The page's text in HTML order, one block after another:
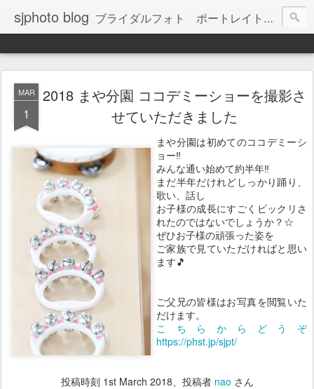
sjphoto blog ブライダルフォト ポートレイト 大阪市東住吉区を拠点に鋭意撮影中 SJフォト
MAR
1
2018 まや分園 ココデミーショーを撮影さ
せていただきました
まや分園は初めてのココデミーシ
ョー‼︎
みんな通い始めて約半年‼︎
まだ半年だけれどしっかり踊り、
歌い、話し
お子様の成長にすごくビックリさ
れたのではないでしょうか？☆
ぜひお子様の頑張った姿を
ご家族で見ていただければと思い
ます🎵
ご父兄の皆様はお写真を閲覧いた
だけます。
こちらからどうぞ
https://phst.jp/sjpt/
投稿時刻 1st March 2018 、投稿者 nao さん